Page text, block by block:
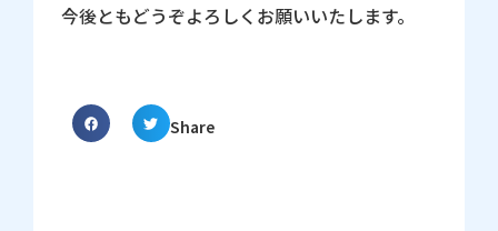
今後ともどうぞよろしくお願いいたします。
Share